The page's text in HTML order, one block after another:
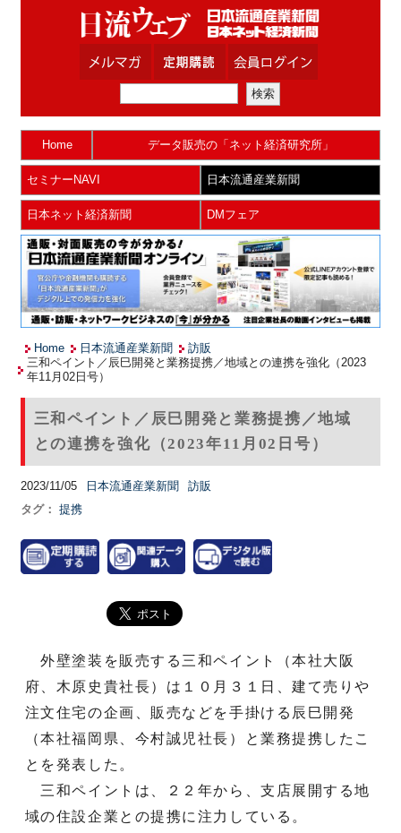
Home データ販売の「ネット経済研究所」
セミナーNAVI 日本流通産業新聞
日本ネット経済新聞 DMフェア
Home 日本流通産業新聞
訪販
三和ペイント／辰巳開発と業務提携／地域との連携を強化（2023
年11月02日号）
三和ペイント／辰巳開発と業務提携／地域
との連携を強化（2023年11月02日号）
2023/11/05 日本流通産業新聞
訪販
タグ： 提携
外壁塗装を販売する三和ペイント（本社大阪
府、木原史貴社長）は１０月３１日、建て売りや
注文住宅の企画、販売などを手掛ける辰巳開発
（本社福岡県、今村誠児社長）と業務提携したこ
とを発表した。
三和ペイントは、２２年から、支店展開する地
域の住設企業との提携に注力している。